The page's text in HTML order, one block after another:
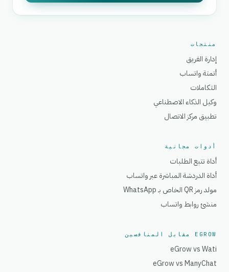
منتجات
إدارة الفريق
أتمتة واتساب
التكاملات
وكيل الذكاء الاصطناعي
تطبيق مركز الاتصال
أدوات مجانية
أداة تتبع الطلبات
أداة الدردشة المباشرة عبر واتساب
مولد رمز QR الخاص بـ WhatsApp
منشئ روابط واتساب
EGROW مقابل المنافسين
eGrow vs Wati
eGrow vs ManyChat